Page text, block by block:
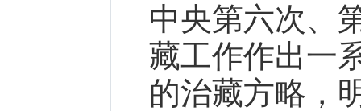
中央第六次、
藏工作作出一
的治藏方略，